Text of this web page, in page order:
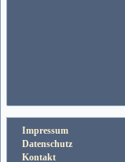
Impressum
Datenschutz
Kontakt